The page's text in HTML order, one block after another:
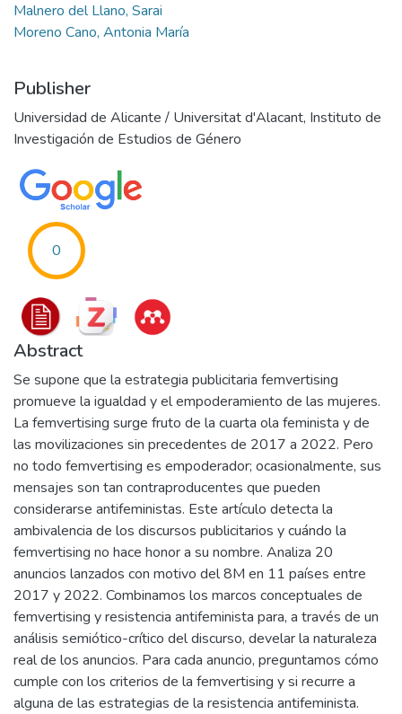
Malnero del Llano, Sarai
Moreno Cano, Antonia María
Publisher
Universidad de Alicante / Universitat d'Alacant, Instituto de
Investigación de Estudios de Género
0
Abstract
Se supone que la estrategia publicitaria femvertising
promueve la igualdad y el empoderamiento de las mujeres.
La femvertising surge fruto de la cuarta ola feminista y de
las movilizaciones sin precedentes de 2017 a 2022. Pero
no todo femvertising es empoderador; ocasionalmente, sus
mensajes son tan contraproducentes que pueden
considerarse antifeministas. Este artículo detecta la
ambivalencia de los discursos publicitarios y cuándo la
femvertising no hace honor a su nombre. Analiza 20
anuncios lanzados con motivo del 8M en 11 países entre
2017 y 2022. Combinamos los marcos conceptuales de
femvertising y resistencia antifeminista para, a través de un
análisis semiótico-crítico del discurso, develar la naturaleza
real de los anuncios. Para cada anuncio, preguntamos cómo
cumple con los criterios de la femvertising y si recurre a
alguna de las estrategias de la resistencia antifeminista.